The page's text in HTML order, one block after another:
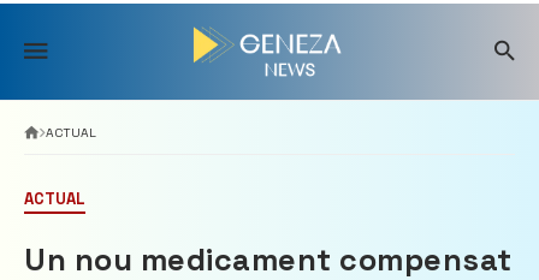
Skip
content
ACTUAL
ACTUAL
Un nou medicament compensat